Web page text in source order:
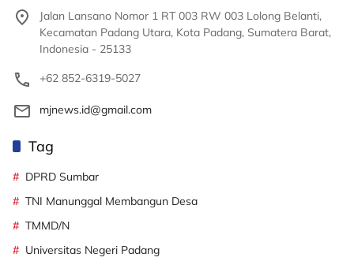
Jalan Lansano Nomor 1 RT 003 RW 003 Lolong Belanti,
Kecamatan Padang Utara, Kota Padang, Sumatera Barat,
Indonesia - 25133
+62 852-6319-5027
mjnews.id@gmail.com
Tag
DPRD Sumbar
TNI Manunggal Membangun Desa
TMMD/N
Universitas Negeri Padang